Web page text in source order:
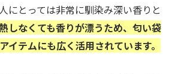
にとっては非常に馴染み深い香りと
しなくても香りが漂うため、匂い袋
イテムにも広く活用されています。